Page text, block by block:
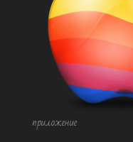
приложение